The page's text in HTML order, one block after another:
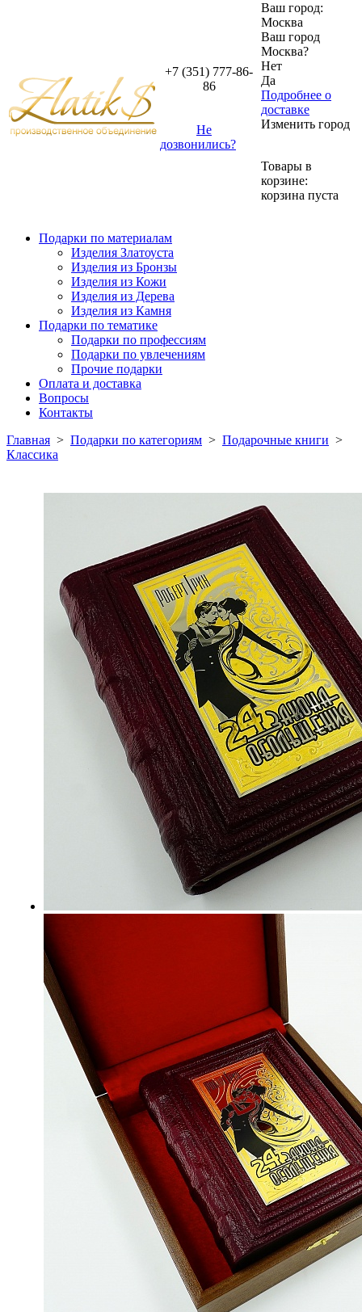
+7 (351) 777-86-
86
Не
дозвонились?
Ваш город:
Москва
Ваш город
Москва?
Нет
Да
Подробнее о
доставке
Изменить город
Товары в
корзине:
корзина пуста
Подарки по материалам
Изделия Златоуста
Изделия из Бронзы
Изделия из Кожи
Изделия из Дерева
Изделия из Камня
Подарки по тематике
Подарки по профессиям
Подарки по увлечениям
Прочие подарки
Оплата и доставка
Вопросы
Контакты
Главная > Подарки по категориям > Подарочные книги >
Классика